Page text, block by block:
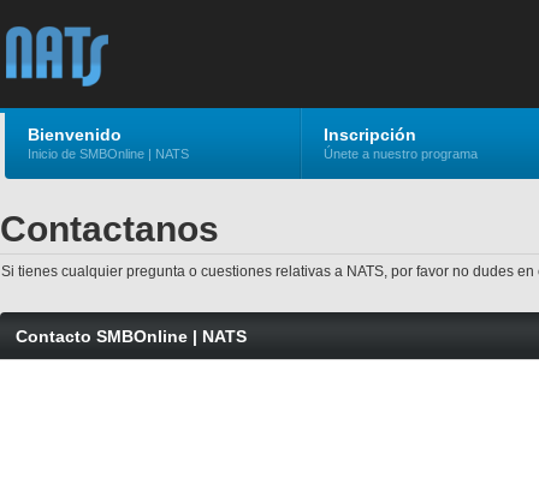
Bienvenido
Inicio de SMBOnline | NATS
Inscripción
Únete a nuestro programa
Contactanos
Si tienes cualquier pregunta o cuestiones relativas a NATS, por favor no dudes
Contacto SMBOnline | NATS